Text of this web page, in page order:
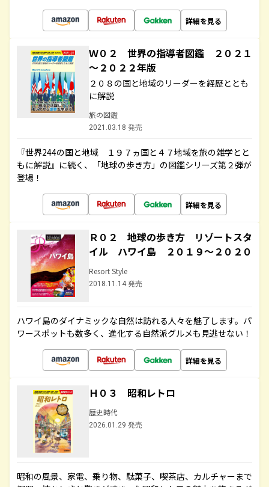
詳細を見る
Ｗ０２ 世界の指導者図鑑 ２０２１
～２０２２年版
２０８の国と地域のリーダーを経歴ととも
に解説
旅の図鑑
2021.03.18 発売
『世界244の国と地域 １９７ヵ国と４７地域を旅の雑学とと
もに解説』に続く、「地球の歩き方」の図鑑シリーズ第２弾が
登場！
詳細を見る
Ｒ０２ 地球の歩き方 リゾートスタ
イル ハワイ島 ２０１９～２０２０
Resort Style
2018.11.14 発売
ハワイ島のダイナミックな自然は訪れる人々を魅了します。パ
ワースポットも数多く、進化する自然派グルメも見逃せない！
詳細を見る
Ｈ０３ 昭和レトロ
歴史時代
2026.01.29 発売
昭和の風景、家電、乗り物、駄菓子、喫茶店、カルチャーまで